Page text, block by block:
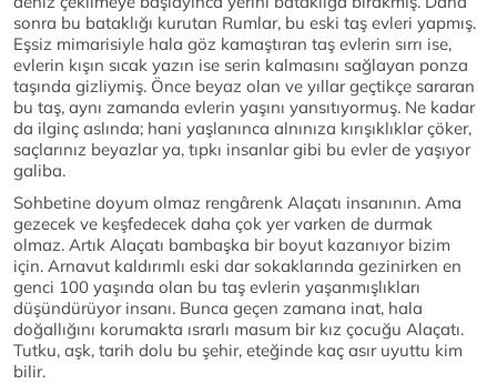
sonra bu bataklığı kurutan Rumlar, bu eski taş evleri yapmış.
Eşsiz mimarisiyle hala göz kamaştıran taş evlerin sırrı ise,
evlerin kışın sıcak yazın ise serin kalmasını sağlayan ponza
taşında gizliymiş. Önce beyaz olan ve yıllar geçtikçe sararan
bu taş, aynı zamanda evlerin yaşını yansıtıyormuş. Ne kadar
da ilginç aslında; hani yaşlanınca alnınıza kırışıklıklar çöker,
saçlarınız beyazlar ya, tıpkı insanlar gibi bu evler de yaşıyor
galiba.
Sohbetine doyum olmaz rengârenk Alaçatı insanının. Ama
gezecek ve keşfedecek daha çok yer varken de durmak
olmaz. Artık Alaçatı bambaşka bir boyut kazanıyor bizim
için. Arnavut kaldırımlı eski dar sokaklarında gezinirken en
genci 100 yaşında olan bu taş evlerin yaşanmışlıkları
düşündürüyor insanı. Bunca geçen zamana inat, hala
doğallığını korumakta ısrarlı masum bir kız çocuğu Alaçatı.
Tutku, aşk, tarih dolu bu şehir, eteğinde kaç asır uyuttu kim
bilir.